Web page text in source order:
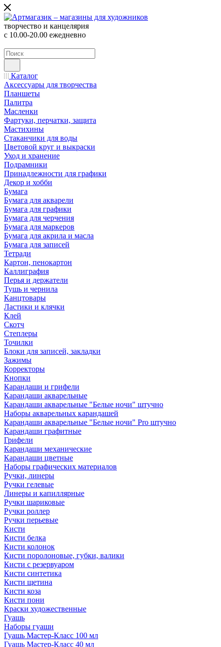
творчество и канцелярия
с 10.00-20.00 ежедневно
Каталог
Аксессуары для творчества
Планшеты
Палитра
Масленки
Фартуки, перчатки, защита
Мастихины
Стаканчики для воды
Цветовой круг и выкраски
Уход и хранение
Подрамники
Принадлежности для графики
Декор и хобби
Бумага
Бумага для акварели
Бумага для графики
Бумага для черчения
Бумага для маркеров
Бумага для акрила и масла
Бумага для записей
Тетради
Картон, пенокартон
Каллиграфия
Перья и держатели
Тушь и чернила
Канцтовары
Ластики и клячки
Клей
Скотч
Степлеры
Точилки
Блоки для записей, закладки
Зажимы
Корректоры
Кнопки
Карандаши и грифели
Карандаши акварельные
Карандаши акварельные "Белые ночи" штучно
Наборы акварельных карандашей
Карандаши акварельные "Белые ночи" Pro штучно
Карандаши графитные
Грифели
Карандаши механические
Карандаши цветные
Наборы графических материалов
Ручки, линеры
Ручки гелевые
Линеры и капиллярные
Ручки шариковые
Ручки роллер
Ручки перьевые
Кисти
Кисти белка
Кисти колонок
Кисти поролоновые, губки, валики
Кисти с резервуаром
Кисти синтетика
Кисти щетина
Кисти коза
Кисти пони
Краски художественные
Гуашь
Наборы гуаши
Гуашь Мастер-Класс 100 мл
Гуашь Мастер-Класс 40 мл